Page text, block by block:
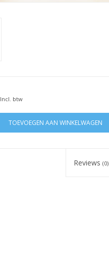
Incl. btw
TOEVOEGEN AAN WINKELWAGEN
Reviews (0)